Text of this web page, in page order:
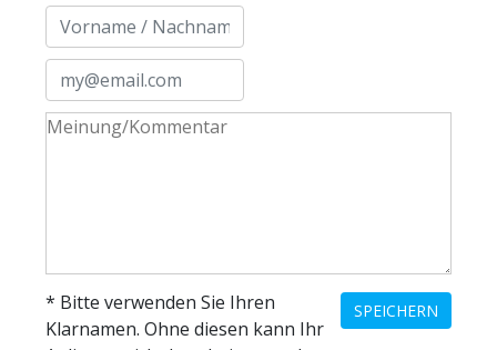
SPEICHERN
* Bitte verwenden Sie Ihren
Klarnamen. Ohne diesen kann Ihr